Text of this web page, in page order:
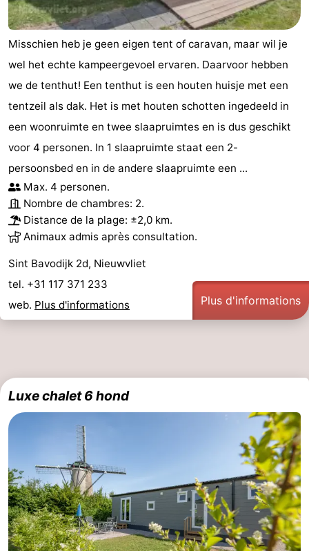
Misschien heb je geen eigen tent of caravan, maar wil je
wel het echte kampeergevoel ervaren. Daarvoor hebben
we de tenthut! Een tenthut is een houten huisje met een
tentzeil als dak. Het is met houten schotten ingedeeld in
een woonruimte en twee slaapruimtes en is dus geschikt
voor 4 personen. In 1 slaapruimte staat een 2-
persoonsbed en in de andere slaapruimte een ...
Max. 4 personen.
Nombre de chambres: 2.
Distance de la plage: ±2,0 km.
Animaux admis après consultation.
Sint Bavodijk 2d, Nieuwvliet
tel. +31 117 371 233
web. Plus d'informations Plus d'informations
Luxe chalet 6 hond